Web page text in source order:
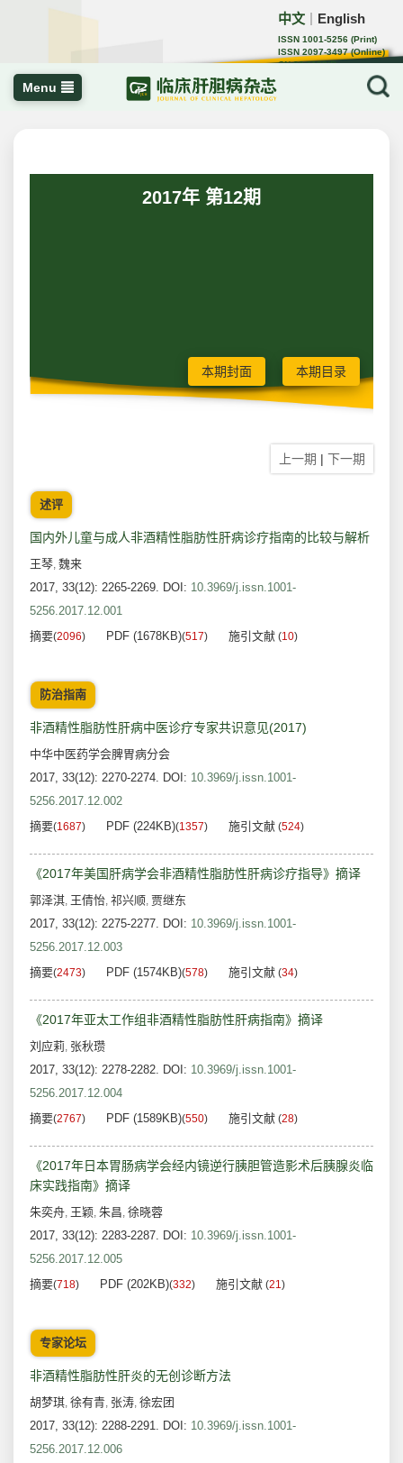
中文 English
ISSN 1001-5256 (Print)
ISSN 2097-3497 (Online)
CN 22-1108/R
Menu
2017年 第12期
本期封面 本期目录
上一期 | 下一期
述评
国内外儿童与成人非酒精性脂肪性肝病诊疗指南的比较与解析
王琴, 魏来
2017, 33(12): 2265-2269. DOI: 10.3969/j.issn.1001-
5256.2017.12.001
摘要(2096) PDF (1678KB)(517) 施引文献 (10)
防治指南
非酒精性脂肪性肝病中医诊疗专家共识意见(2017)
中华中医药学会脾胃病分会
2017, 33(12): 2270-2274. DOI: 10.3969/j.issn.1001-
5256.2017.12.002
摘要(1687) PDF (224KB)(1357) 施引文献 (524)
《2017年美国肝病学会非酒精性脂肪性肝病诊疗指导》摘译
郭泽淇, 王倩怡, 祁兴顺, 贾继东
2017, 33(12): 2275-2277. DOI: 10.3969/j.issn.1001-
5256.2017.12.003
摘要(2473) PDF (1574KB)(578) 施引文献 (34)
《2017年亚太工作组非酒精性脂肪性肝病指南》摘译
刘应莉, 张秋瓒
2017, 33(12): 2278-2282. DOI: 10.3969/j.issn.1001-
5256.2017.12.004
摘要(2767) PDF (1589KB)(550) 施引文献 (28)
《2017年日本胃肠病学会经内镜逆行胰胆管造影术后胰腺炎临
床实践指南》摘译
朱奕舟, 王颖, 朱昌, 徐晓蓉
2017, 33(12): 2283-2287. DOI: 10.3969/j.issn.1001-
5256.2017.12.005
摘要(718) PDF (202KB)(332) 施引文献 (21)
专家论坛
非酒精性脂肪性肝炎的无创诊断方法
胡梦琪, 徐有青, 张涛, 徐宏团
2017, 33(12): 2288-2291. DOI: 10.3969/j.issn.1001-
5256.2017.12.006